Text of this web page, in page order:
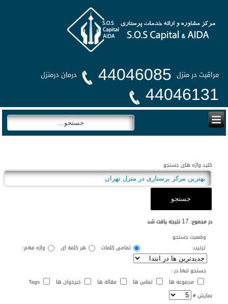
مراقبت در منزل 44046085 درمان درمنزل
44046131
0
کلید واژه های جستجو
جستجو
در مجموع: 17 نتیجه یافت شد
وضعیت جستجو
تمامی کلمات
هر کلمه ای واژه مهم: ترتیب:
جستجو تنها در :
نمایش #